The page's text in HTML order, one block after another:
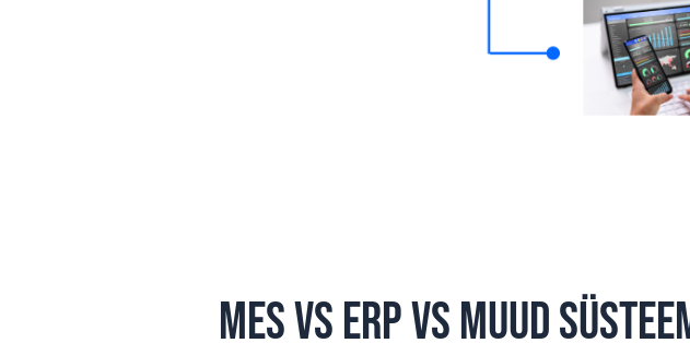
MES vs ERP vs muud